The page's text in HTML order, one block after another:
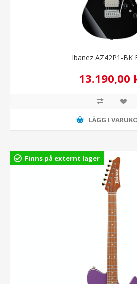
Ibanez AZ42P1-BK
13.190,00
LÄGG I
Finns på externt lager